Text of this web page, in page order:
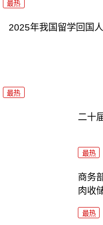
最热
2025年我国留学回国
最热
二十
最热
商务
肉收
最热